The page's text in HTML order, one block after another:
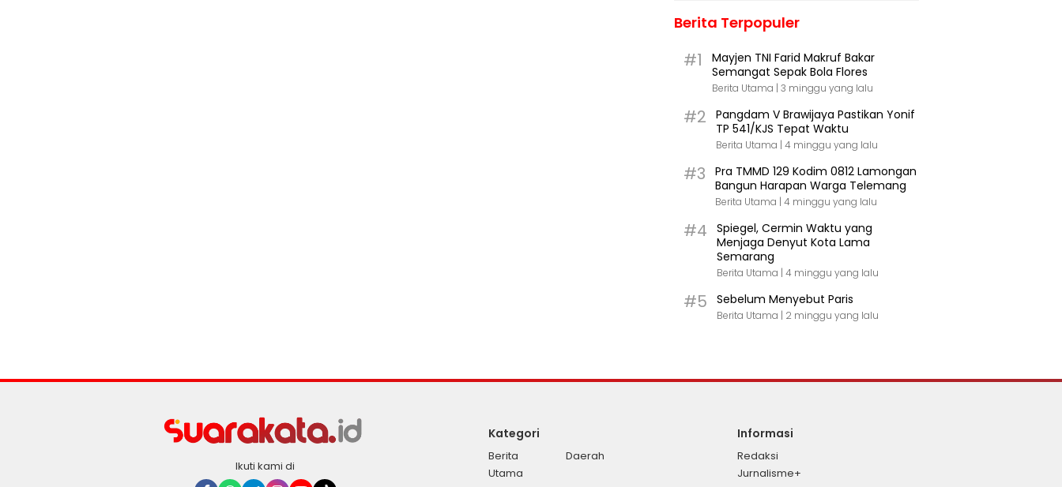
Berita Terpopuler
#1
Mayjen TNI Farid Makruf Bakar
Semangat Sepak Bola Flores
Berita Utama | 3 minggu yang lalu
#2
Pangdam V Brawijaya Pastikan Yonif
TP 541/KJS Tepat Waktu
Berita Utama | 4 minggu yang lalu
#3
Pra TMMD 129 Kodim 0812 Lamongan
Bangun Harapan Warga Telemang
Berita Utama | 4 minggu yang lalu
#4
Spiegel, Cermin Waktu yang
Menjaga Denyut Kota Lama
Semarang
Berita Utama | 4 minggu yang lalu
#5 Sebelum Menyebut Paris
Berita Utama | 2 minggu yang lalu
Ikuti kami di
Kategori
Berita
Utama
Daerah
Informasi
Redaksi
Jurnalisme+